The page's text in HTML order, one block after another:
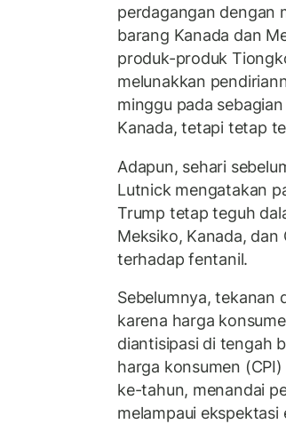
perdagangan dengan
barang Kanada dan
produk-produk
melunakkan
minggu pada
Kanada, tetapi tetap
Adapun, sehari
Lutnick mengatakan
Trump tetap teguh
Meksiko, Kanada,
terhadap fentanil.
Sebelumnya, tekanan
karena harga
diantisipasi di tengah
harga konsumen
ke-tahun, menandai
melampaui